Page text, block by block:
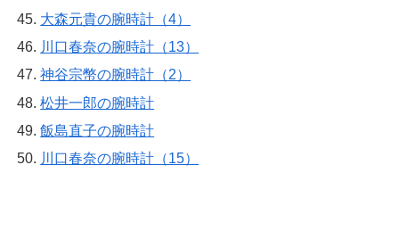
大森元貴の腕時計（4）
川口春奈の腕時計（13）
神谷宗幣の腕時計（2）
松井一郎の腕時計
飯島直子の腕時計
川口春奈の腕時計（15）